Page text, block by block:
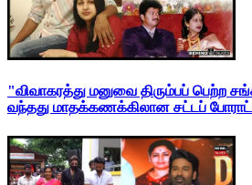
"விவாகரத்து மனுவை திரும்பப் பெற்ற
வந்தது மாதக்கணக்கிலான சட்டப்